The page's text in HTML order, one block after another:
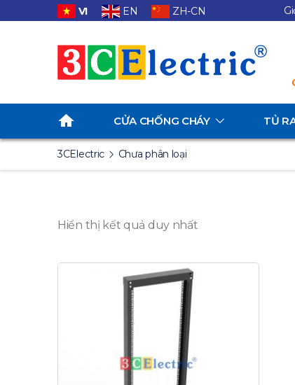
VI EN ZH-CN
CỬA CHỐNG CHÁY TỦ
3CElectric Chưa phân loại
Hiển thị kết quả duy nhất